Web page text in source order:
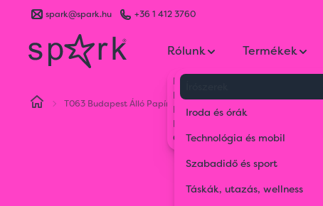
spark@spark.hu +36 1 412 3760
Rólunk
Kik vagyunk
Kapcsolat
Blog
Karrier
Gyakran Ismételt Kérdések
Termékek
Iroda és órák
Technológia és mobil
Szabadidő és sport
Táskák, utazás, wellness
T063 Budapest Álló Papír